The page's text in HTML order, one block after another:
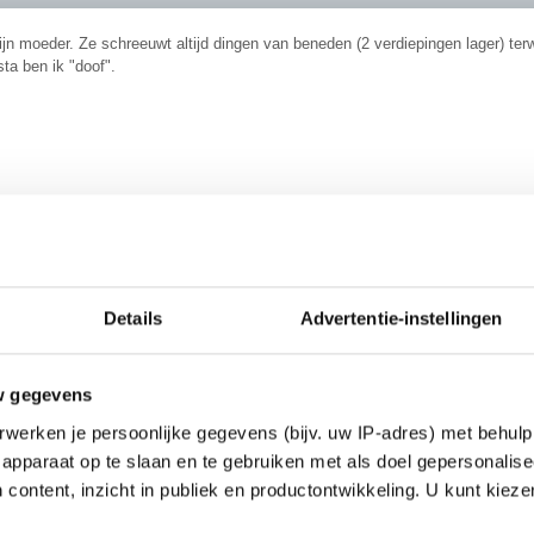
Details Advertentie-instellingen
gegevens
je persoonlijke gegevens (bijv. uw IP-adres) met
op te slaan en te gebruiken met als doel
content, inzicht in publiek en productontwikkeling. U kunt
moeder. Ze schreeuwt altijd dingen van beneden (2 verdiepingen lager)
ben ik "doof".
That's the key. Breathe.
maar over een jaar zit je haar pap te voeren in een tehuis!